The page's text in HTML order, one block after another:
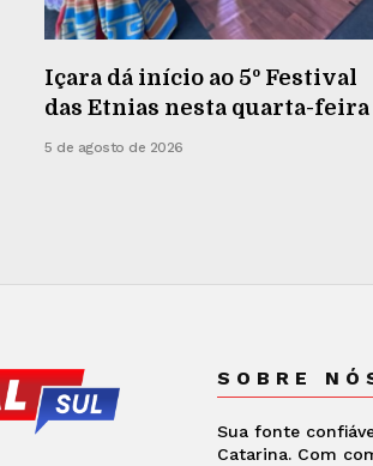
Içara dá início ao 5º Festival
das Etnias nesta quarta-feira
5 de agosto de 2026
SOBRE
Sua fonte
Catarina. Com